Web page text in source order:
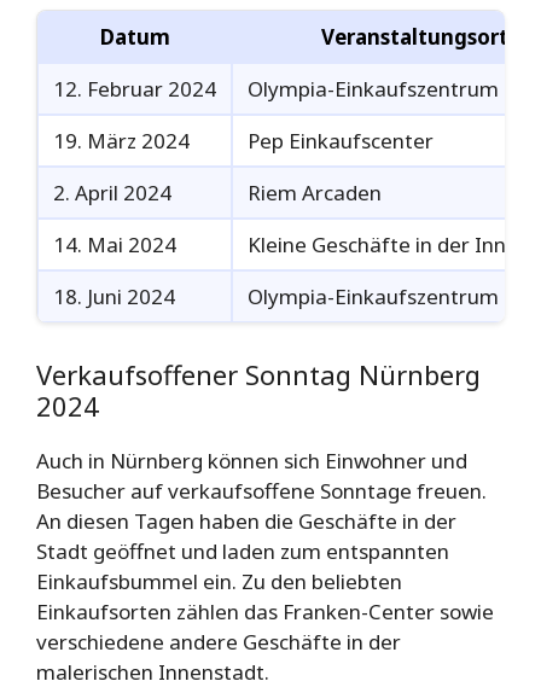
Datum
Veranstaltungsort
12. Februar 2024
Olympia-Einkaufszentrum
19. März 2024
Pep Einkaufscenter
2. April 2024
Riem Arcaden
14. Mai 2024
Kleine Geschäfte in der
18. Juni 2024
Olympia-Einkaufszentrum
Verkaufsoffener Sonntag Nürnberg
2024
Auch in Nürnberg können sich Einwohner und
Besucher auf verkaufsoffene Sonntage freuen.
An diesen Tagen haben die Geschäfte in der
Stadt geöffnet und laden zum entspannten
Einkaufsbummel ein. Zu den beliebten
Einkaufsorten zählen das Franken-Center sowie
verschiedene andere Geschäfte in der
malerischen Innenstadt.